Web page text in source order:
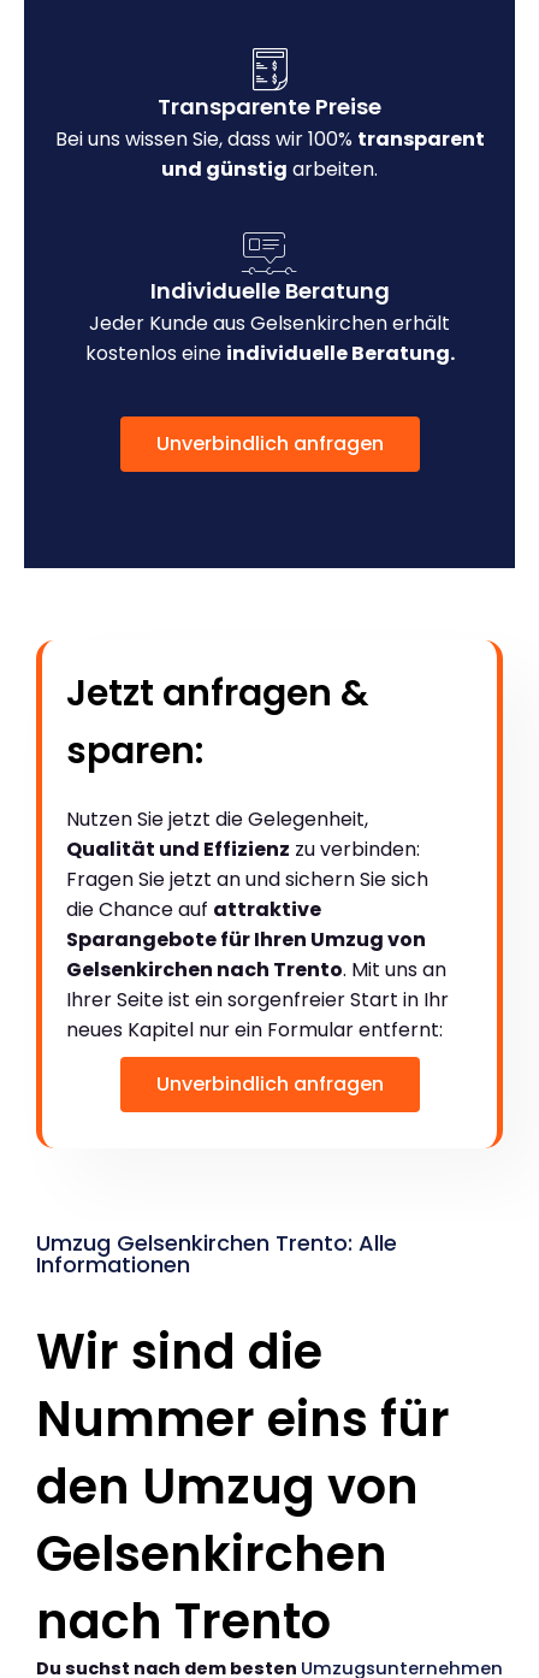
Transparente Preise
Bei uns wissen Sie, dass wir 100% transparent
und günstig arbeiten.
Individuelle Beratung
Jeder Kunde aus Gelsenkirchen erhält
kostenlos eine individuelle Beratung.
Unverbindlich anfragen
Jetzt anfragen &
sparen:
Nutzen Sie jetzt die Gelegenheit,
Qualität und Effizienz zu verbinden:
Fragen Sie jetzt an und sichern Sie sich
die Chance auf attraktive
Sparangebote für Ihren Umzug von
Gelsenkirchen nach Trento. Mit uns an
Ihrer Seite ist ein sorgenfreier Start in Ihr
neues Kapitel nur ein Formular entfernt:
Unverbindlich anfragen
Umzug Gelsenkirchen Trento: Alle
Informationen
Wir sind die
Nummer eins für
den Umzug von
Gelsenkirchen
nach Trento
Du suchst nach dem besten Umzugsunternehmen